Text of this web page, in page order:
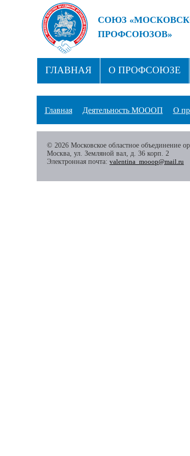
СОЮЗ
ПРОФСОЮЗОВ»
ГЛАВНАЯ О ПРОФСОЮЗЕ
ПРОФСОЮЗНЫЕ ЗДРАВНИЦЫ
Главная Деятельность МОООП О
© 2026 Московское областное объединение
Москва, ул. Земляной вал, д. 36 корп. 2
Электронная почта: valentina_mooop@mail.ru